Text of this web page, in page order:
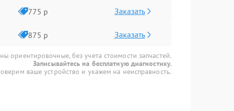
775 р Заказать
875 р Заказать
ориентировочные, без учета стоимости запчастей.
Записывайтесь на бесплатную диагностику.
ваше устройство и укажем на неисправность.